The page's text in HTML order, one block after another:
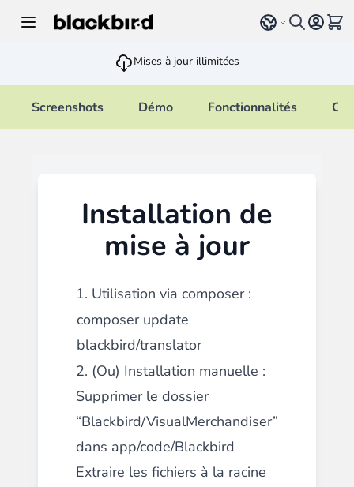
Select language
Voir
Mises à jour illimitées
Screenshots Démo Fonctionnalités
Installation de
mise à jour
1. Utilisation via composer :
composer update
blackbird/translator
2. (Ou) Installation manuelle :
Supprimer le dossier
“Blackbird/VisualMerchandiser”
dans app/code/Blackbird
Extraire les fichiers à la racine